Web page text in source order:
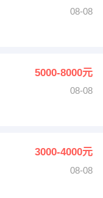
08-08
5000-8000元
08-08
3000-4000元
08-08